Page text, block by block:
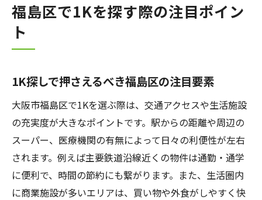
福島区で1Kを探す際の注目ポイン
ト
1K探しで押さえるべき福島区の注目要素
大阪市福島区で1Kを選ぶ際は、交通アクセスや生活施設
の充実度が大きなポイントです。駅からの距離や周辺の
スーパー、医療機関の有無によって日々の利便性が左右
されます。例えば主要鉄道沿線近くの物件は通勤・通学
に便利で、時間の節約にも繋がります。また、生活圏内
に商業施設が多いエリアは、買い物や外食がしやすく快